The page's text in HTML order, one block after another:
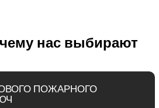
нас выбирают
ПОЖАРНОГО